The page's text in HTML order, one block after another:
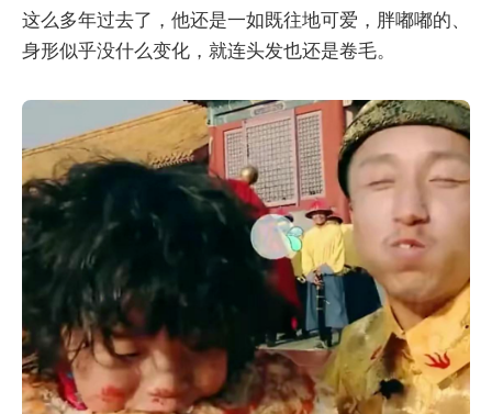
这么多年过去了，他还是一如既往地可爱，胖嘟嘟的、
身形似乎没什么变化，就连头发也还是卷毛。